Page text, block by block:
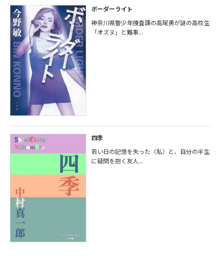
ボーダーライト
神奈川県警少年捜査課の高尾勇が謎の高校生
「オズヌ」と難事...
四季
若い日の記憶を失った〈私〉と、自分の半生
に疑問を抱く友人...